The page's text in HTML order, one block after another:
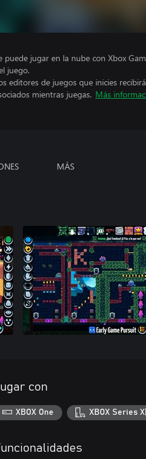
puede jugar en la nube con Xbox
juego.
editores de juegos que inicies
mientras juegas. Más
MÁS
con
XBOX One XBOX Series